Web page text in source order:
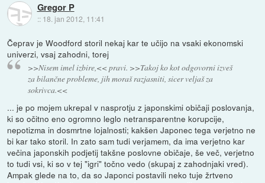
Gregor P
:: 18. jan 2012, 11:41
Čeprav je Woodford storil nekaj kar te učijo na vsaki ekonomski
univerzi, vsaj zahodni, torej
>>Nisem imel izbire,<< pravi. >>Takoj ko kot odgovorni izveš
za bilančne probleme, jih moraš razjasniti, sicer veljaš za
sokrivca.<<
... je po mojem ukrepal v nasprotju z japonskimi običaji poslovanja,
ki so očitno eno ogromno leglo netransparentne korupcije,
nepotizma in dosmrtne lojalnosti; kakšen Japonec tega verjetno ne
bi kar tako storil. In zato sam tudi verjamem, da ima verjetno kar
večina japonskih podjetij takšne poslovne običaje, še več, verjetno
to tudi vsi, ki so v tej "igri" točno vedo (skupaj z zahodnjaki vred).
Ampak glede na to, da so Japonci postavili neko tuje žrtveno